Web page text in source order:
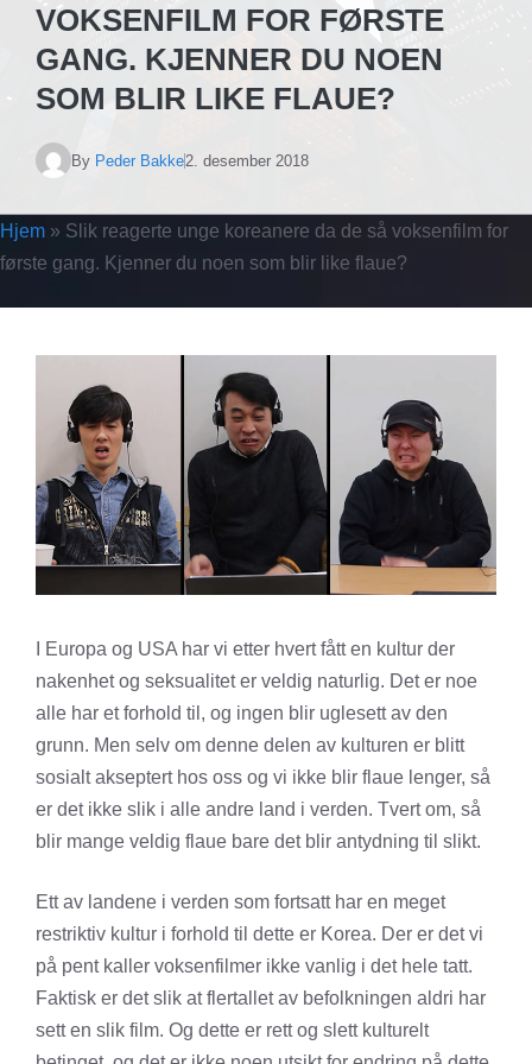
VOKSENFILM FOR FØRSTE
GANG. KJENNER DU NOEN
SOM BLIR LIKE FLAUE?
By Peder Bakke2. desember 2018
Hjem » Slik reagerte unge koreanere da de så voksenfilm for
første gang. Kjenner du noen som blir like flaue?
I Europa og USA har vi etter hvert fått en kultur der
nakenhet og seksualitet er veldig naturlig. Det er noe
alle har et forhold til, og ingen blir uglesett av den
grunn. Men selv om denne delen av kulturen er blitt
sosialt akseptert hos oss og vi ikke blir flaue lenger, så
er det ikke slik i alle andre land i verden. Tvert om, så
blir mange veldig flaue bare det blir antydning til slikt.
Ett av landene i verden som fortsatt har en meget
restriktiv kultur i forhold til dette er Korea. Der er det vi
på pent kaller voksenfilmer ikke vanlig i det hele tatt.
Faktisk er det slik at flertallet av befolkningen aldri har
sett en slik film. Og dette er rett og slett kulturelt